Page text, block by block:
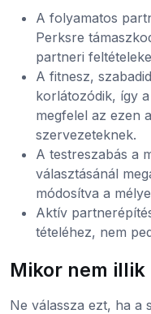
A folyamatos
Perksre
partneri
A fitnesz,
korlátozódik, így
megfelel az ezen
szervezeteknek.
A testreszabás a
választásánál
módosítva a
Aktív
tételéhez, nem
Mikor nem illik
Ne válassza ezt, ha a